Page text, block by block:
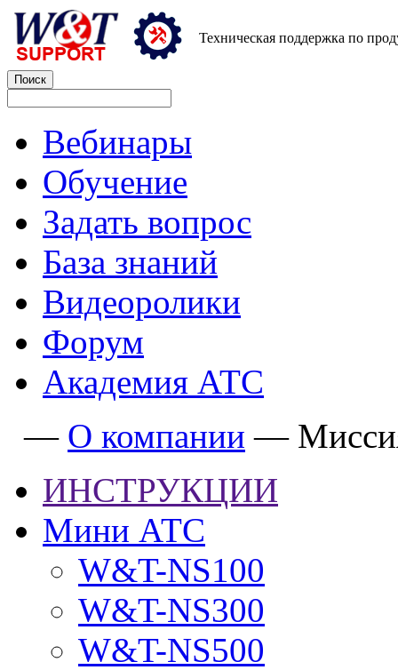
Техническая поддержка по
Вебинары
Обучение
Задать вопрос
База знаний
Видеоролики
Форум
Академия АТС
— О компании —
ИНСТРУКЦИИ
Мини АТС
W&T-NS100
W&T-NS300
W&T-NS500